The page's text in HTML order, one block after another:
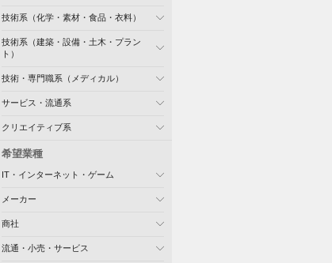
技術系（化学・素材・食品・衣料）
技術系（建築・設備・土木・プラン
ト）
技術・専門職系（メディカル）
サービス・流通系
クリエイティブ系
希望業種
IT・インターネット・ゲーム
メーカー
商社
流通・小売・サービス